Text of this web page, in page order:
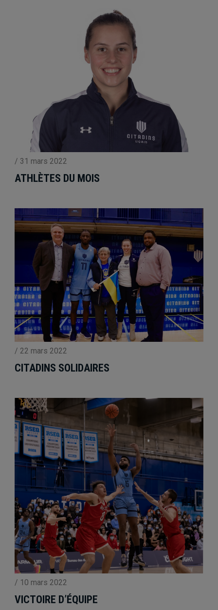
/ 31 mars 2022
ATHLÈTES DU MOIS
/ 22 mars 2022
CITADINS SOLIDAIRES
/ 10 mars 2022
VICTOIRE D’ÉQUIPE